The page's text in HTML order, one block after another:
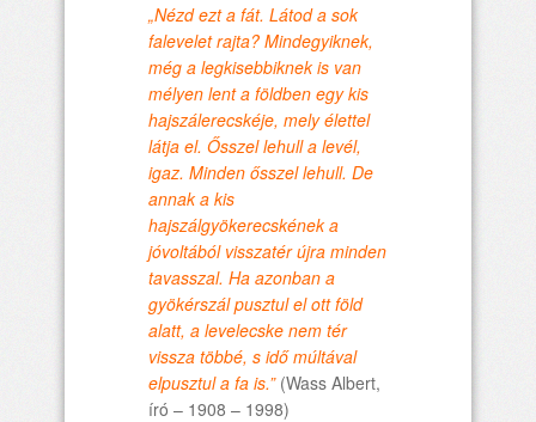
„Nézd ezt a fát. Látod a sok
falevelet rajta? Mindegyiknek,
még a legkisebbiknek is van
mélyen lent a földben egy kis
hajszálerecskéje, mely élettel
látja el. Ősszel lehull a levél,
igaz. Minden ősszel lehull. De
annak a kis
hajszálgyökerecskének a
jóvoltából visszatér újra minden
tavasszal. Ha azonban a
gyökérszál pusztul el ott föld
alatt, a levelecske nem tér
vissza többé, s idő múltával
elpusztul a fa is.”(Wass Albert,
író – 1908 – 1998)